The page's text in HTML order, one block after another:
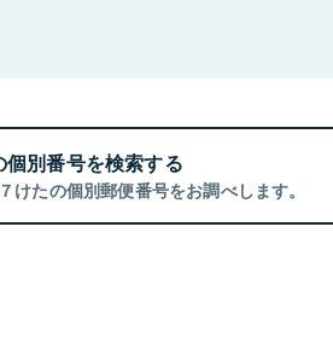
個別番号を検索する
けたの個別郵便番号をお調べします。